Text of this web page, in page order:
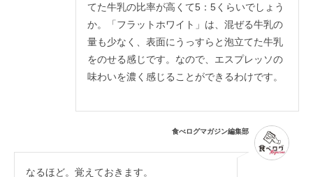
てた牛乳の比率が高くて5：5くらいでしょう
か。「フラットホワイト」は、混ぜる牛乳の
量も少なく、表面にうっすらと泡立てた牛乳
をのせる感じです。なので、エスプレッソの
味わいを濃く感じることができるわけです。
食べログマガジン編集部
なるほど。覚えておきます。